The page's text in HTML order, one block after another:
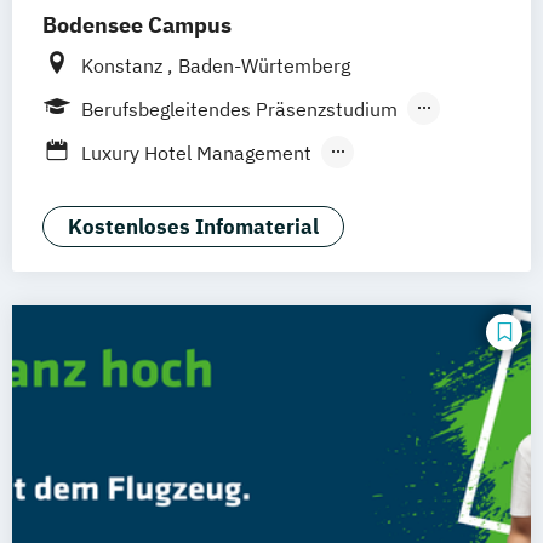
Bodensee Campus
Konstanz
Baden-Würtemberg
Berufsbegleitendes Präsenzstudium
Duales Studium
Luxury Hotel Management
Kostenloses Infomaterial